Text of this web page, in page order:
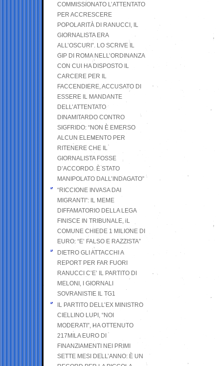
COMMISSIONATO L’ATTENTATO
PER ACCRESCERE
POPOLARITÀ DI RANUCCI, IL
GIORNALISTA ERA
ALL’OSCURI”. LO SCRIVE IL
GIP DI ROMA NELL’ORDINANZA
CON CUI HA DISPOSTO IL
CARCERE PER IL
FACCENDIERE, ACCUSATO DI
ESSERE IL MANDANTE
DELL’ATTENTATO
DINAMITARDO CONTRO
SIGFRIDO: “NON È EMERSO
ALCUN ELEMENTO PER
RITENERE CHE IL
GIORNALISTA FOSSE
D’ACCORDO. È STATO
MANIPOLATO DALL’INDAGATO”
“RICCIONE INVASA DAI
MIGRANTI”: IL MEME
DIFFAMATORIO DELLA LEGA
FINISCE IN TRIBUNALE, iL
COMUNE CHIEDE 1 MILIONE DI
EURO: “E’ FALSO E RAZZISTA”
DIETRO GLI ATTACCHI A
REPORT PER FAR FUORI
RANUCCI C’E’ IL PARTITO DI
MELONI, I GIORNALI
SOVRANISTIE IL TG1
IL PARTITO DELL’EX MINISTRO
CIELLINO LUPI, “NOI
MODERATI”, HA OTTENUTO
217MILA EURO DI
FINANZIAMENTI NEI PRIMI
SETTE MESI DELL’ANNO: È UN